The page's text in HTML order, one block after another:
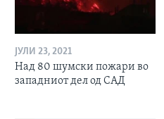
ЈУЛИ 23, 2021
Над 80 шумски пожари во
западниот дел од САД